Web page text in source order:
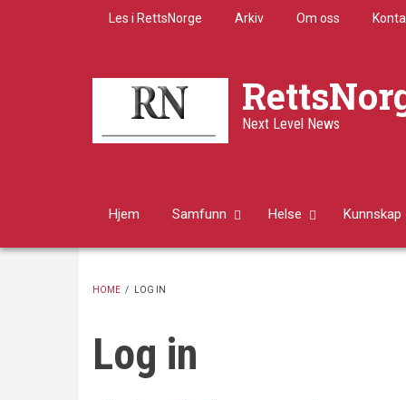
Les i RettsNorge Arkiv Om oss
Next Level News
Hjem Samfunn Helse Kunnskap
HOME / LOG IN
Log in